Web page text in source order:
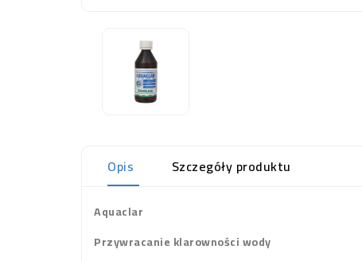
Opis Szczegóły produktu
Aquaclar
Przywracanie klarowności wody